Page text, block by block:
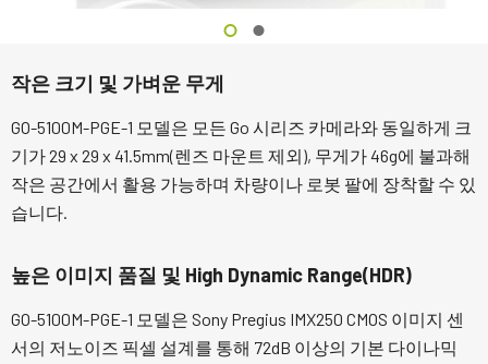
작은 크기 및 가벼운 무게
GO-5100M-PGE-1 모델은 모든 Go 시리즈 카메라와 동일하게 크
기가 29 x 29 x 41.5mm(렌즈 마운트 제외), 무게가 46g에 불과해
작은 공간에서 활용 가능하며 차량이나 로봇 팔에 장착할 수 있
습니다.
높은 이미지 품질 및 High Dynamic Range(HDR)
GO-5100M-PGE-1 모델은 Sony Pregius IMX250 CMOS 이미지 센
서의 저노이즈 픽셀 설계를 통해 72dB 이상의 기본 다이나믹